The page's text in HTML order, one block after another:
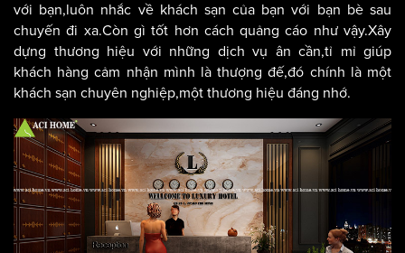
với bạn,luôn nhắc về khách sạn của bạn với bạn bè sau
chuyến đi xa.Còn gì tốt hơn cách quảng cáo như vậy.Xây
dựng thương hiệu với những dịch vụ ân cần,tỉ mỉ giúp
khách hàng cảm nhận mình là thượng đế,đó chính là một
khách sạn chuyên nghiệp,một thương hiệu đáng nhớ.